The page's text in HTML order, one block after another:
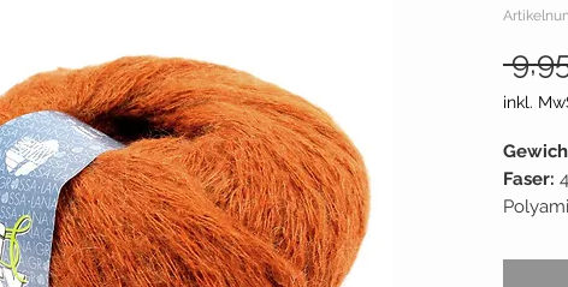
inkl.
Faser:
Empf.